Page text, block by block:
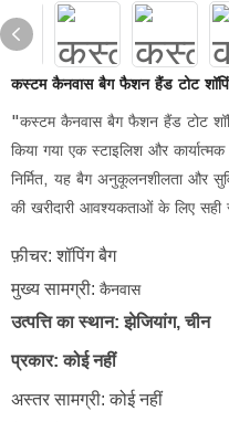
कस्टम कैनवास बैग फैशन हैंड टोट
"कस्टम कैनवास बैग फैशन हैंड टोट
किया गया एक स्टाइलिश और
निर्मित, यह बैग अनुकूलनशीलता और
की खरीदारी आवश्यकताओं के लिए सही
फ़ीचर: शॉपिंग बैग
मुख्य सामग्री: कैनवास
उत्पत्ति का स्थान: झेजियांग, चीन
प्रकार: कोई नहीं
अस्तर सामग्री: कोई नहीं